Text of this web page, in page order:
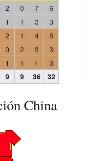
2 0 7
6
1 1 3
3
2 1 4
5
0 2 3
3
1 1 1 3
9 9 36 32
China